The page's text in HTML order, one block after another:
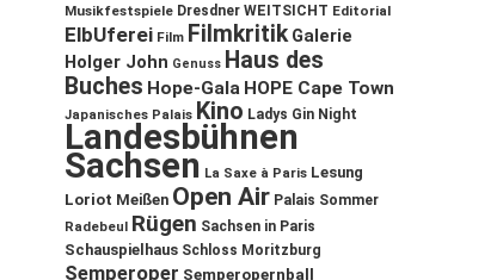
Musikfestspiele Dresdner WEITSICHT Editorial
ElbUferei Film Filmkritik Galerie
Holger John Genuss Haus des
Buches Hope-Gala HOPE Cape Town
Japanisches Palais Kino Ladys Gin Night
Landesbühnen
Sachsen La Saxe à Paris Lesung
Loriot Meißen Open Air Palais Sommer
Radebeul Rügen Sachsen in Paris
Schauspielhaus Schloss Moritzburg
Semperoper Semperopernball